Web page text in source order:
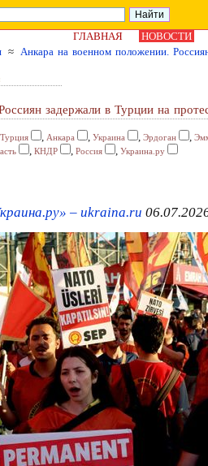
ГЛАВНАЯ
НОВОСТИ
≈ Анкара на военном положении.
задержали в Турции на
Турция , Анкара , Украина , Эрдоган ,
, КНДР , Россия , Украина.ру
– ukraina.ru